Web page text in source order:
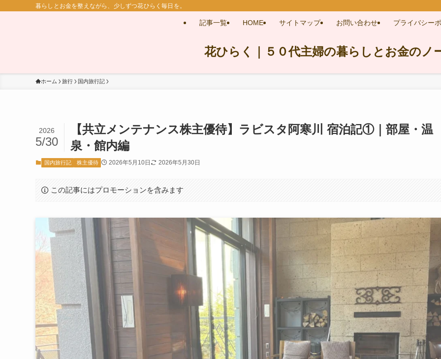
暮らしとお金を整えながら、少しずつ花ひらく毎日を。
花ひらく｜５０代主婦の暮らしとお金のノ
記事一覧 HOME サイトマップ お問い合わせ プライバシー
ホーム 旅行 国内旅行記
【共立メンテナンス株主優待】ラビスタ阿寒川 宿泊記①｜部屋・温
泉・館内編
2026
5/30
国内旅行記 株主優待 2026年5月10日 2026年5月30日
この記事にはプロモーションを含みます